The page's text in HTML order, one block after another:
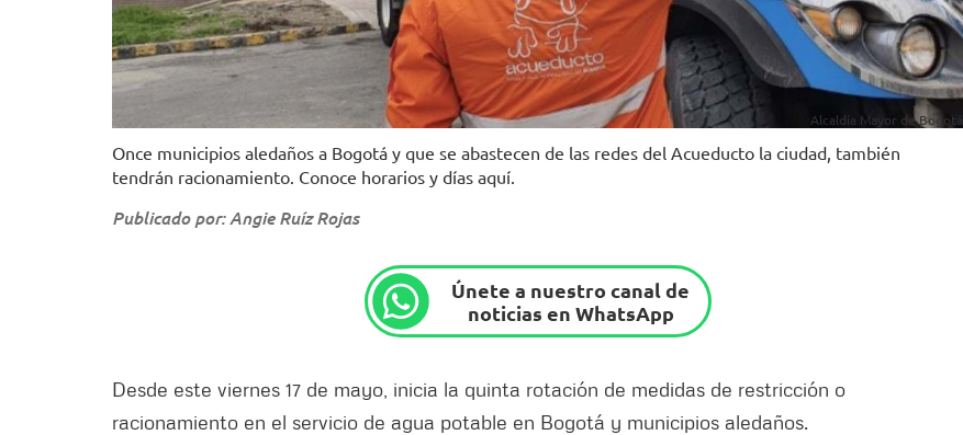
Alcaldía Mayor de Bogotá
Once municipios aledaños a Bogotá y que se abastecen de las redes del Acueducto la ciudad, también
tendrán racionamiento. Conoce horarios y días aquí.
Publicado por: Angie Ruíz Rojas
Únete a nuestro canal de
noticias en WhatsApp
Desde este viernes 17 de mayo, inicia la quinta rotación de medidas de restricción o
racionamiento en el servicio de agua potable en Bogotá y municipios aledaños.